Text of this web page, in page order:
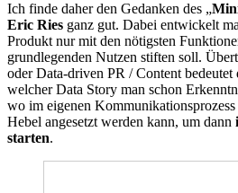
Ich finde daher den Gedanken des „
Eric Ries ganz gut. Dabei entwickelt
Produkt nur mit den nötigsten
grundlegenden Nutzen stiften soll.
oder Data-driven PR / Content bedeutet
welcher Data Story man schon
wo im eigenen Kommunikationsprozess
Hebel angesetzt werden kann, um dann
starten.